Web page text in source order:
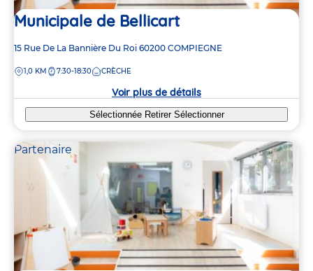
Municipale de Bellicart
Adresse
la
15 Rue De La Bannière Du Roi 60200 COMPIEGNE
DISTANCE
1,0 KM 7:30-18:30 CRÈCHE
Voir plus de détails
Sélectionnée Retirer Sélectionner
Partenaire